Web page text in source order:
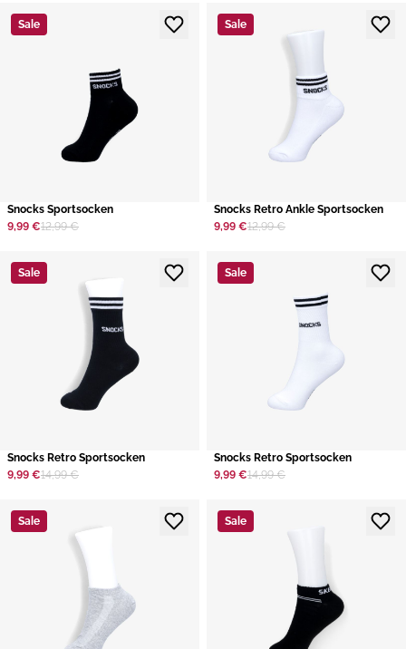
Sale
​Snocks Sportsocken
9,99 €12,99 €
Sale
​Snocks Retro Ankle Sportsocken
9,99 €12,99 €
Sale
​Snocks Retro Sportsocken
9,99 €14,99 €
Sale
​Snocks Retro Sportsocken
9,99 €14,99 €
Sale Sale